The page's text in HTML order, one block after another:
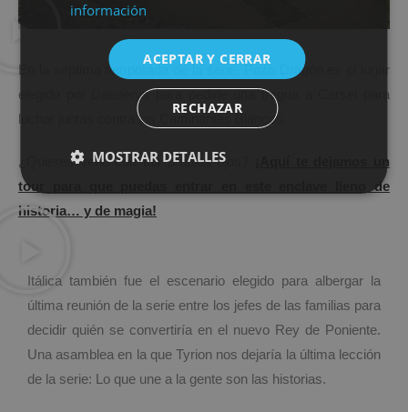
En la séptima temporada de la serie, Pozo Dragón es el lugar
elegido por Daenerys para pedirle una tregua a Cersei para
luchar juntas contra los Caminantes Blancos.
¿Quieres verlo con tus propios ojos?
¡Aquí te dejamos un
tour para que puedas entrar en este enclave lleno de
historia… y de magia!
Itálica también fue el escenario elegido para albergar la
última reunión de la serie entre los jefes de las familias para
decidir quién se convertiría en el nuevo Rey de Poniente.
Una asamblea en la que Tyrion nos dejaría la última lección
de la serie: Lo que une a la gente son las historias.
información
ACEPTAR Y CERRAR
RECHAZAR
MOSTRAR DETALLES